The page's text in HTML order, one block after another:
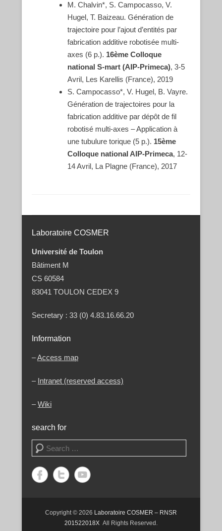
M. Chalvin*, S. Campocasso, V.
Hugel, T. Baizeau. Génération de
trajectoire pour l’ajout d’entités par
fabrication additive robotisée multi-
axes (6 p.). 16ème Colloque
national S-mart (AIP-Primeca), 3-5
Avril, Les Karellis (France), 2019
S. Campocasso*, V. Hugel, B. Vayre.
Génération de trajectoires pour la
fabrication additive par dépôt de fil
robotisé multi-axes – Application à
une tubulure torique (5 p.). 15ème
Colloque national AIP-Primeca, 12-
14 Avril, La Plagne (France), 2017
Laboratoire COSMER
Université de Toulon
Bâtiment M
CS 60584
83041 TOULON CEDEX 9
Secretary : 33 (0) 4.83.16.66.20
Information
–Access map
– Intranet (reserved access)
–Wiki
search for
Search
Copyright © 2026 Laboratoire COSMER – RNSR
201522018X All Rights Reserved.